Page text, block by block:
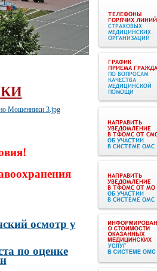
осмотр у
по оценке